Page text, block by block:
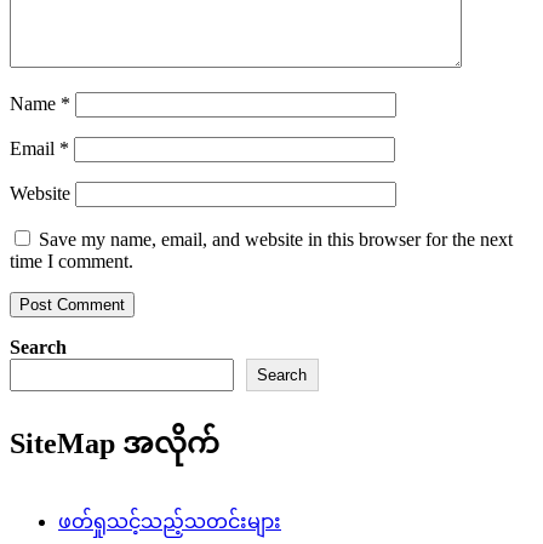
Name *
Email *
Website
Save my name, email, and website in this browser for the next
time I comment.
Search
Search
SiteMap အလိုက်
ဖတ်ရှုသင့်သည့်သတင်းများ